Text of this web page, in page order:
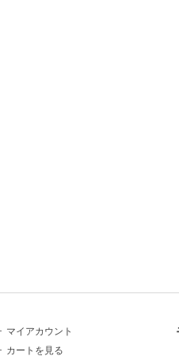
マイアカウント
カートを見る